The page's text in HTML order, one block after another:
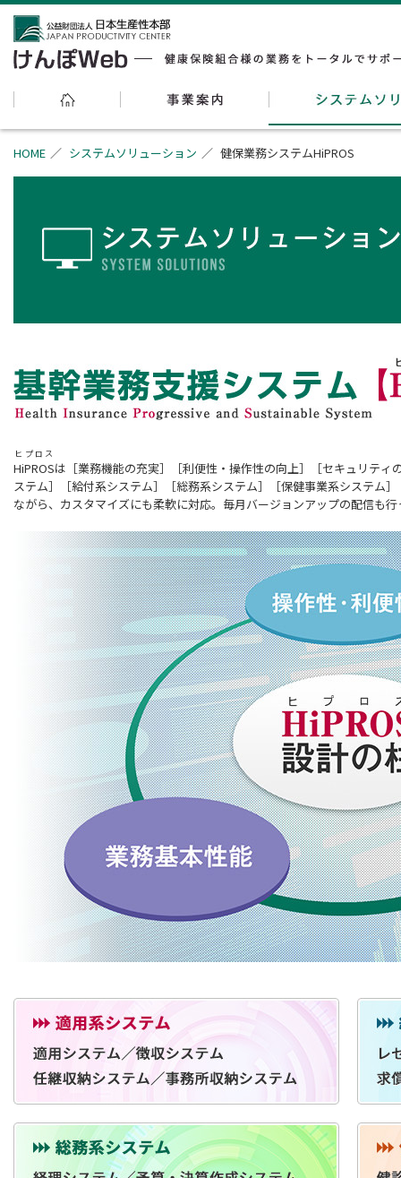
HOME システムソリューション 健保業務システムHiPROS
HiPROS
ヒプロス
は［業務機能の充実］［利便性・操作性の向上］［セキュリティの充
ステム］［給付系システム］［総務系システム］［保健事業系システム］［報告系シ
ながら、カスタマイズにも柔軟に対応。毎月バージョンアップの配信も